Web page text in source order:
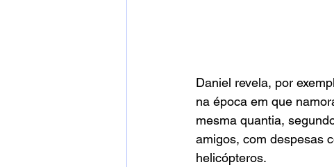
Daniel revela, por
na época em que
mesma quantia,
amigos, com despesas
helicópteros.